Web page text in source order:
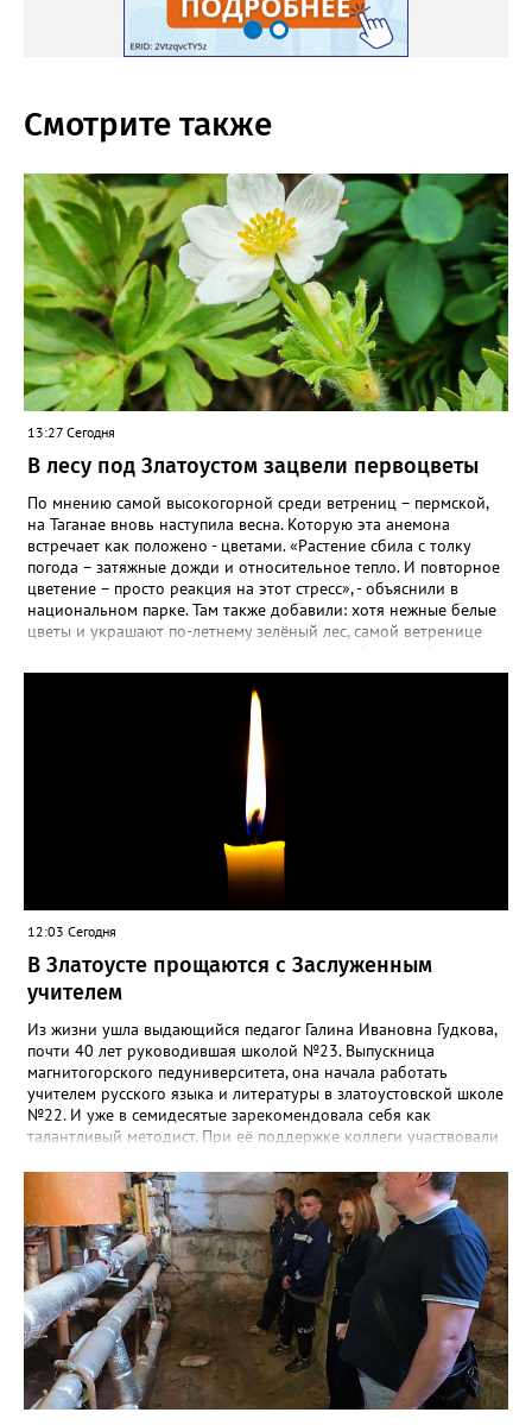
Смотрите также
13:27 Сегодня
В лесу под Златоустом зацвели первоцветы
По мнению самой высокогорной среди ветрениц – пермской,
на Таганае вновь наступила весна. Которую эта анемона
встречает как положено - цветами. «Растение сбила с толку
погода – затяжные дожди и относительное тепло. И повторное
цветение – просто реакция на этот стресс», - объяснили в
национальном парке. Там также добавили: хотя нежные белые
цветы и украшают по-летнему зелёный лес, самой ветренице
силы перед долгой зимовкой.
12:03 Сегодня
В Златоусте прощаются с Заслуженным
учителем
Из жизни ушла выдающийся педагог Галина Ивановна Гудкова,
почти 40 лет руководившая школой №23. Выпускница
магнитогорского педуниверситета, она начала работать
учителем русского языка и литературы в златоустовской школе
№22. И уже в семидесятые зарекомендовала себя как
талантливый методист. При её поддержке коллеги участвовали
«Благодаря её мудрому руководству в школе сформировался
сильный педагогический коллектив, объединённый общими
ценностями и любовью к своему делу. Для многих Галина
Ивановна навсегда останется не только талантливым
руководителем, но и настоящим Учителем с большой буквы», -
говорится в сообществе школы №23 во ВКонтакте. Свои
соболезнования семье Галины Ивановны выразил глава
Златоуста Олег Решетников. «Её вклад зафиксирован в
важнейших документах школы, но главное - он остался в
людях: в тех учителях, которых она поддержала, в тех
учениках, которых она вдохновила. Заслуженный учитель РФ,
«Отличник народного просвещения», обладатель медали «За